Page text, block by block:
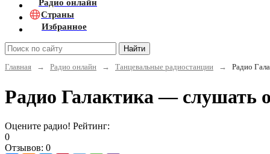
Радио онлайн
Страны
Избранное
Найти
Главная
→ Радио онлайн → Танцевальные радиостанции → Радио
Радио Галактика — слушать
Оцените радио! Рейтинг:
0
Отзывов: 0